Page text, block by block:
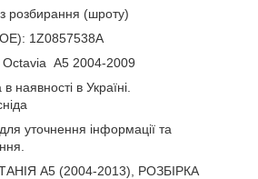
розбирання (шроту)
1Z0857538A
A5 2004-2009
наявності в Україні.
уточнення інформації та
A5 (2004-2013), РОЗБІРКА